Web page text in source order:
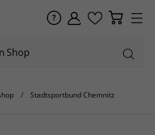
Stadtsportbund Chemnitz